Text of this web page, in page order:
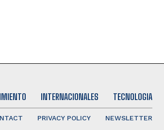
INTERNACIONALES TECNOLOGIA
PRIVACY POLICY NEWSLETTER